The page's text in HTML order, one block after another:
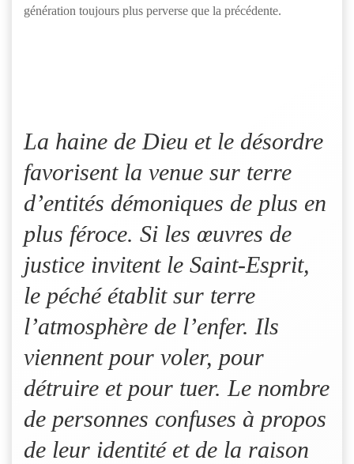
génération toujours plus perverse que la précédente.
La haine de Dieu et le désordre
favorisent la venue sur terre
d’entités démoniques de plus en
plus féroce. Si les œuvres de
justice invitent le Saint-Esprit,
le péché établit sur terre
l’atmosphère de l’enfer. Ils
viennent pour voler, pour
détruire et pour tuer. Le nombre
de personnes confuses à propos
de leur identité et de la raison